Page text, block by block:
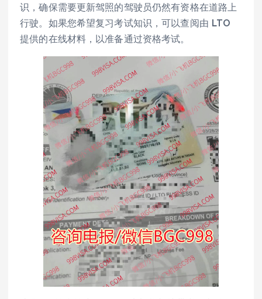
识，确保需要更新驾照的驾驶员仍然有资格在道路上
行驶。如果您希望复习考试知识，可以查阅由 LTO
提供的在线材料，以准备通过资格考试。